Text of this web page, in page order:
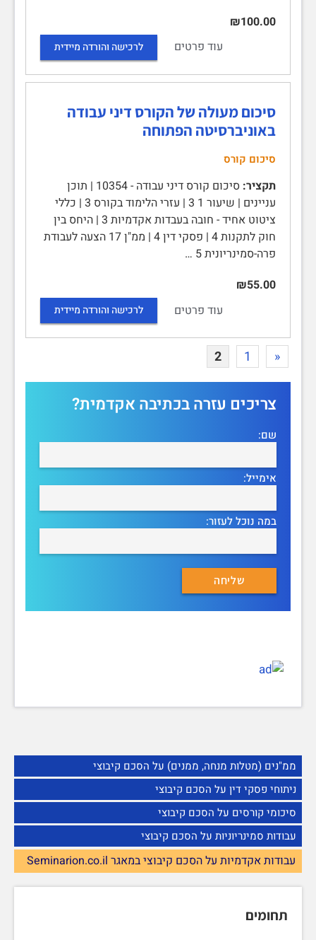
ממ"נים (מטלות מנחה, ממנים) על הסכם קיבוצי
ניתוחי פסקי דין על הסכם קיבוצי
סיכומי קורסים על הסכם קיבוצי
עבודות סמינריוניות על הסכם קיבוצי
עבודות אקדמיות על הסכם קיבוצי במאגר Seminarion.co.il
תחומים
₪100.00
עוד פרטים
לרכישה והורדה מיידית
סיכום מעולה של הקורס דיני עבודה
באוניברסיטה הפתוחה
סיכום קורס
תקציר:
סיכום קורס דיני עבודה - 10354 | תוכן
עניינים | שיעור 1 3 | עזרי הלימוד בקורס 3 | כללי
ציטוט אחיד - חובה בעבדות אקדמיות 3 | היחס בין
חוק לתקנות 4 | פסקי דין 4 | ממ"ן 17 הצעה לעבודת
פרה-סמינריונית 5 …
₪55.00
עוד פרטים
לרכישה והורדה מיידית
«
1
2
צריכים עזרה בכתיבה אקדמית?
שם:
אימייל:
במה נוכל לעזור: